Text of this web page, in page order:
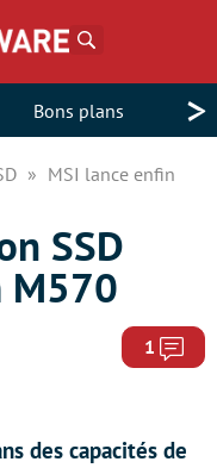
Bons plans >
MSI lance enfin
SSD
M570
1
des capacités de